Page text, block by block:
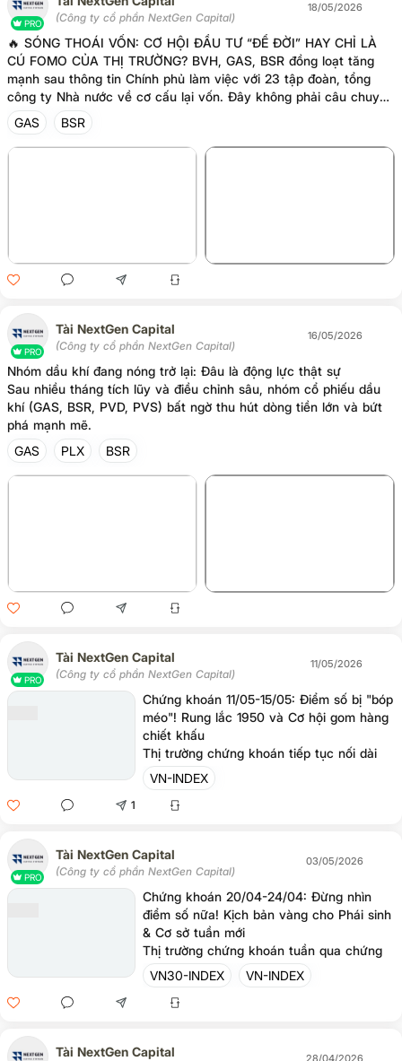
PRO (Công ty cổ phần NextGen Capital)
18/05/2026
🔥 SÓNG THOÁI VỐN: CƠ HỘI ĐẦU TƯ “ĐỂ ĐỜI” HAY CHỈ LÀ
CÚ FOMO CỦA THỊ TRƯỜNG? BVH, GAS, BSR đồng loạt tăng
mạnh sau thông tin Chính phủ làm việc với 23 tập đoàn, tổng
công ty Nhà nước về cơ cấu lại vốn. Đây không phải câu chuyện
nhỏ. Bởi mỗi khi thị trường bắt đầu nhắc tới “thoái vốn”, điều
dòng tiền nhìn thấy không chỉ là tin tức… mà là khả năng định
giá lại cả doanh nghiệp. ❓ VÌ SAO CỔ PHIẾU THƯỜNG TĂNG
GAS BSR
PRO
Tài NextGen Capital
(Công ty cổ phần NextGen Capital)
16/05/2026
Nhóm dầu khí đang nóng trở lại: Đâu là động lực thật sự
Sau nhiều tháng tích lũy và điều chỉnh sâu, nhóm cổ phiếu dầu
khí (GAS, BSR, PVD, PVS) bất ngờ thu hút dòng tiền lớn và bứt
phá mạnh mẽ.
GAS
PLX BSR
PRO
Tài NextGen Capital
(Công ty cổ phần NextGen Capital)
11/05/2026
Chứng khoán 11/05-15/05: Điểm số bị "bóp
méo"! Rung lắc 1950 và Cơ hội gom hàng
chiết khấu
Thị trường chứng khoán tiếp tục nối dài
đà tăng lên tuần thứ 6 liên tiếp, bứt phá
khỏi mốc 1.900 điểm. Tuy nhiên, đằng sau
sự hưng phấn của điểm số là trạng thái
và lực đỡ từ nhà đầu tư cá nhân để đối
trọng lại đà xả ròng quyết liệt của Khối
ngoại.
VN-INDEX
1
PRO
Tài NextGen Capital
(Công ty cổ phần NextGen Capital)
03/05/2026
Chứng khoán 20/04-24/04: Đừng nhìn
điểm số nữa! Kịch bản vàng cho Phái sinh
& Cơ sở tuần mới
Thị trường chứng khoán tuần qua chứng
kiến nghịch lý "xanh vỏ đỏ lòng" khi VN-
Index tăng thốc nhưng thanh khoản lại sụt
giảm.
VN30-INDEX VN-INDEX
Tài NextGen Capital 28/04/2026